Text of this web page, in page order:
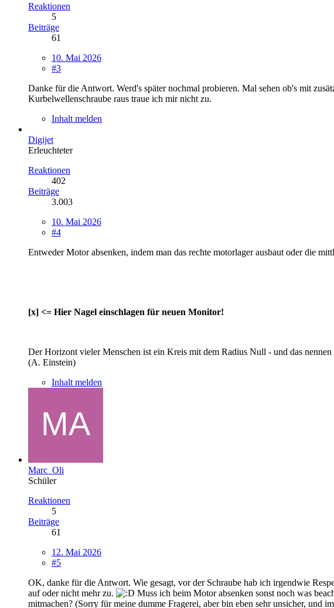
Reaktionen
5
Beiträge
61
10. Mai 2026
#3
Danke für die Antwort. Werd's später nochmal probieren. Mal sehen ob's mit
Kurbelwellenschraube raus traue ich mir nicht zu.
Inhalt melden
Digijet
Erleuchteter
Reaktionen
402
Beiträge
3.003
10. Mai 2026
#4
Entweder Motor absenken, indem man das rechte motorlager ausbaut oder die
[x] <= Hier Nagel einschlagen für neuen Monitor!
Der Horizont vieler Menschen ist ein Kreis mit dem Radius Null - und das nennen
(A. Einstein)
Inhalt melden
Marc_Oli
Schüler
Reaktionen
5
Beiträge
61
12. Mai 2026
#5
OK, danke für die Antwort. Wie gesagt, vor der Schraube hab ich irgendwie
auf oder nicht mehr zu.
Muss ich beim Motor absenken sonst noch was
mitmachen? (Sorry für meine dumme Fragerei, aber bin eben sehr unsicher, und